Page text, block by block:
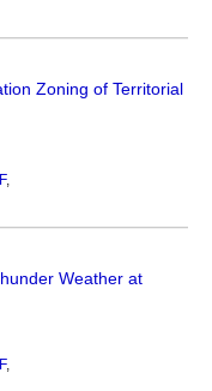
Zoning of Territorial
,
Weather at
,